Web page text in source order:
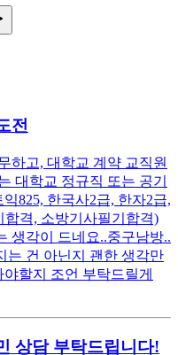
전
하고, 대학교 계약 교직원
대학교 정규직 또는 공기
825, 한국사2급, 한자2급,
격, 소방기사필기합격)
생각이 드네요..중구남방..
는 건 아닌지 괜한 생각만
할지 조언 부탁드릴게
상담 부탁드립니다!